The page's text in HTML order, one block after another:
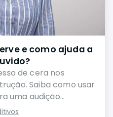
e como ajuda a
de cera nos
Saiba como usar
uma audição